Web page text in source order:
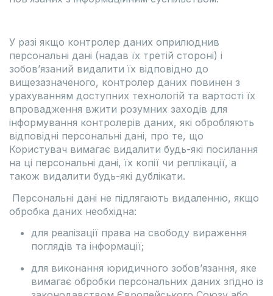
У разі якщо контролер даних оприлюднив
персональні дані (надав їх третій стороні) і
зобов’язаний видалити їх відповідно до
вищезазначеного, контролер даних повинен з
урахуванням доступних технологій та вартості їх
впровадження вжити розумних заходів для
інформування контролерів даних, які обробляють
відповідні персональні дані, про те, що
Користувач вимагає видалити будь-які посилання
на ці персональні дані, їх копії чи реплікації, а
також видалити будь-які дублікати.
Персональні дані не підлягають видаленню, якщо
обробка даних необхідна:
для реалізації права на свободу вираження
поглядів та інформації;
для виконання юридичного зобов’язання, яке
вимагає обробки персональних даних згідно із